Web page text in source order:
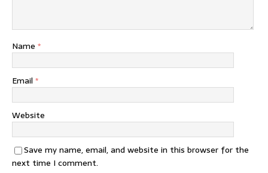
Name *
Email *
Website
Save my name, email, and website in this browser for the
next time I comment.